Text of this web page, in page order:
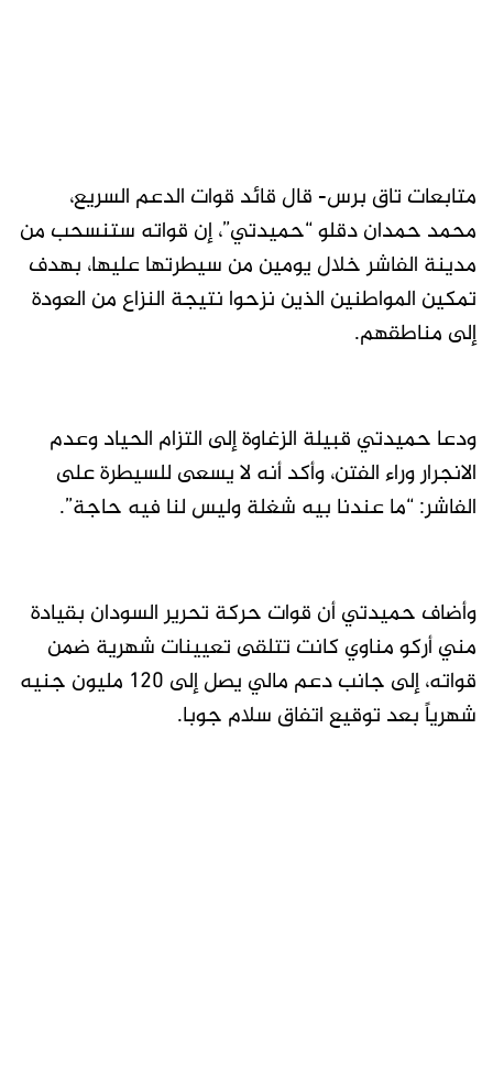
متابعات تاق برس- قال قائد قوات الدعم السريع،
محمد حمدان دقلو “حميدتي”، إن قواته ستنسحب من
مدينة الفاشر خلال يومين من سيطرتها عليها، بهدف
تمكين المواطنين الذين نزحوا نتيجة النزاع من العودة
إلى مناطقهم.
ودعا حميدتي قبيلة الزغاوة إلى التزام الحياد وعدم
الانجرار وراء الفتن، وأكد أنه لا يسعى للسيطرة على
الفاشر: “ما عندنا بيه شغلة وليس لنا فيه حاجة”.
وأضاف حميدتي أن قوات حركة تحرير السودان بقيادة
مني أركو مناوي كانت تتلقى تعيينات شهرية ضمن
قواته، إلى جانب دعم مالي يصل إلى 120 مليون جنيه
شهرياً بعد توقيع اتفاق سلام جوبا.